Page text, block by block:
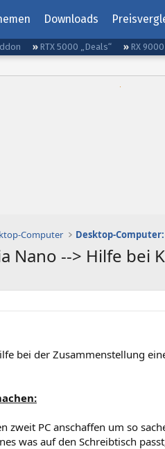
Downloads
RTX 5000 „Deals“ RX
Computer Desktop-
Nano --> Hilfe
bei der Zusammenstellung
zweit PC anschaffen um so
was auf den Schreibtisch